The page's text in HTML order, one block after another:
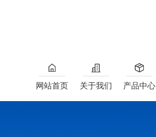
网站首页 关于我们 产品中心